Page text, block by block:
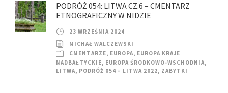
PODRÓŻ 054: LITWA CZ.6 – CMENTARZ
ETNOGRAFICZNY W NIDZIE
23 WRZEŚNIA 2024
MICHAŁ WALCZEWSKI
CMENTARZE, EUROPA, EUROPA KRAJE
NADBAŁTYCKIE, EUROPA ŚRODKOWO-WSCHODNIA,
LITWA, PODRÓŻ 054 – LITWA 2022, ZABYTKI